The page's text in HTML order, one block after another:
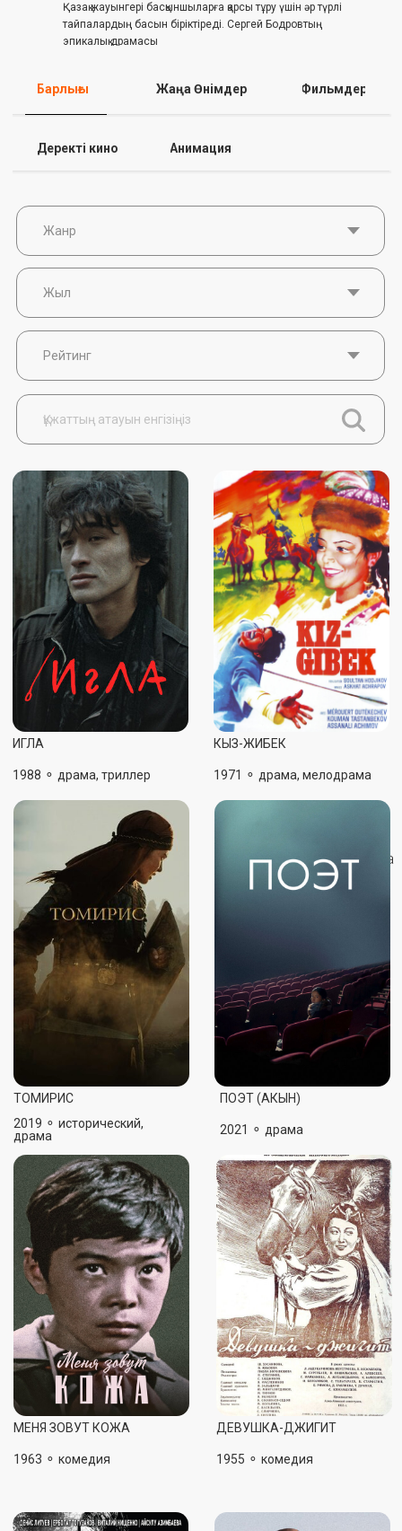
Қазақ жауынгері басқыншыларға қарсы тұру үшін әр түрлі
тайпалардың басын біріктіреді. Сергей Бодровтың
эпикалық драмасы
1988 ⚬ драма, триллер
КЫЗ-ЖИБЕК
ТОМИРИС
2019 ⚬ исторический,
драма
⚬
драма
null
ПОЭТ (АКЫН)
2021 ⚬ рама
МЕНЯ ЗОВУТ КОЖА
1963 ⚬ комедия
ДЕВУШКА-ДЖИГИТ
1955 ⚬ комедия
JOKER
2013 ⚬ триллер, криминал
КОЧЕВНИК
2005 ⚬ драма, исторический
ШАЛ
2012 ⚬ драма,
1995 ⚬ биография, драма